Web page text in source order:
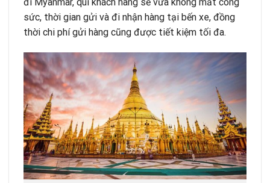
sức, thời gian gửi và đi nhận hàng tại bến xe, đồng
thời chi phí gửi hàng cũng được tiết kiệm tối đa.